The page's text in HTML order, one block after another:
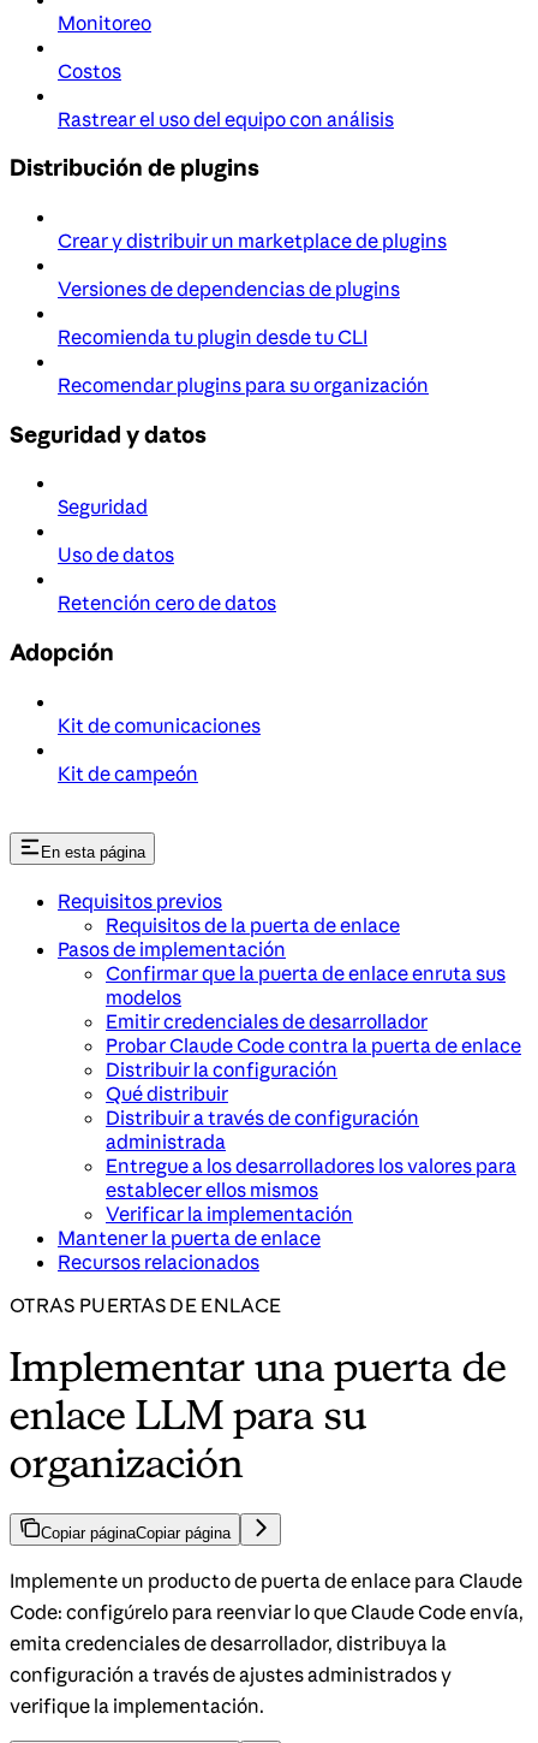
Monitoreo
Costos
Rastrear el uso del equipo con análisis
Distribución de plugins
Crear y distribuir un marketplace de plugins
Versiones de dependencias de plugins
Recomienda tu plugin desde tu CLI
Recomendar plugins para su organización
Seguridad y datos
Seguridad
Uso de datos
Retención cero de datos
Adopción
Kit de comunicaciones
Kit de campeón
En esta página
Requisitos previos
Requisitos de la puerta de enlace
Pasos de implementación
Confirmar que la puerta de enlace enruta sus
modelos
Emitir credenciales de desarrollador
Probar Claude Code contra la puerta de enlace
Distribuir la configuración
Qué distribuir
Distribuir a través de configuración
administrada
Entregue a los desarrolladores los valores para
establecer ellos mismos
Verificar la implementación
Mantener la puerta de enlace
Recursos relacionados
OTRAS PUERTAS DE ENLACE
Implementar una puerta de
enlace LLM para su
organización
Copiar páginaCopiar página
Implemente un producto de puerta de enlace para Claude
Code: configúrelo para reenviar lo que Claude Code envía,
emita credenciales de desarrollador, distribuya la
configuración a través de ajustes administrados y
verifique la implementación.